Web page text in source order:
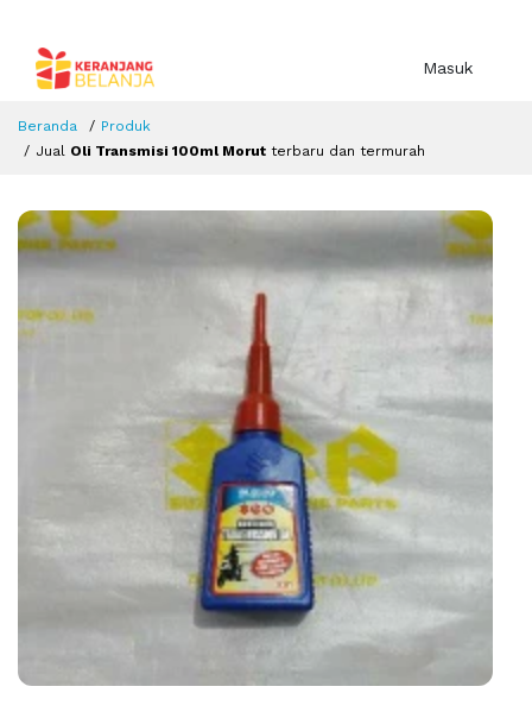
Masuk
Beranda
Produk
Jual Oli Transmisi 100ml Morut terbaru dan termurah